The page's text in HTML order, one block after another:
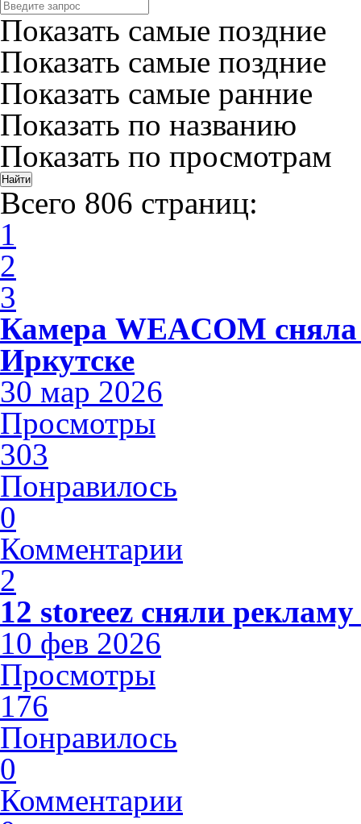
Показать самые поздние
Показать самые поздние
Показать самые ранние
Показать по названию
Показать по просмотрам
Всего 806 страниц:
1
2
3
Камера WEACOM
Иркутске
30 мар 2026
Просмотры
303
Понравилось
0
Комментарии
2
12 storeez сняли
10 фев 2026
Просмотры
176
Понравилось
0
Комментарии